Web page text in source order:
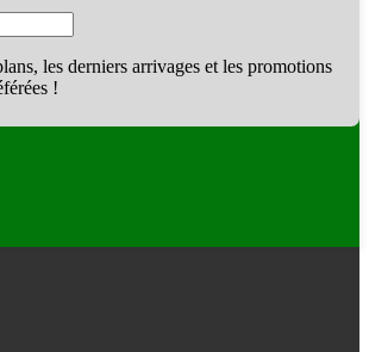
les derniers arrivages et les promotions
!